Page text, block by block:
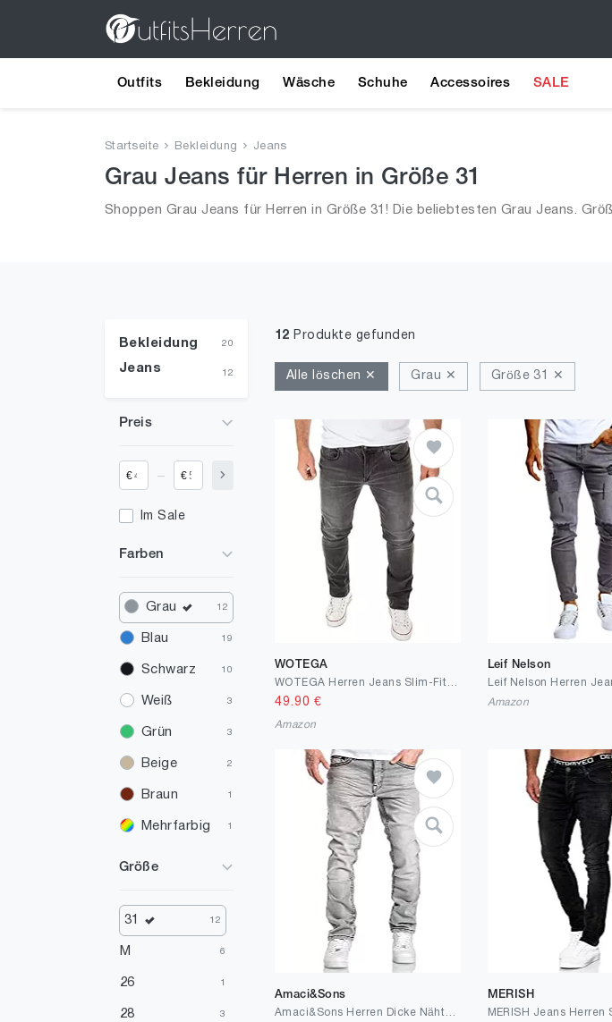
Outfits Bekleidung Wäsche Schuhe Accessoires SALE
Startseite Bekleidung Jeans
Grau Jeans für Herren in Größe 31
Shoppen Grau Jeans für Herren in Größe 31! Die beliebtesten Grau Jeans.
Bekleidung 20
Jeans 12
Preis
€ €
Im Sale
Farben
Grau 12
Blau 19
Schwarz 10
Weiß 3
Grün 3
Beige 2
Braun 1
Mehrfarbig 1
Größe
31 12
M 6
26 1
28 3
12 Produkte gefunden
Alle löschen ✕ Grau ✕ Größe 31 ✕
WOTEGA
49.90 €
Amazon
Leif Nelson
Amazon
Amaci&Sons
MERISH